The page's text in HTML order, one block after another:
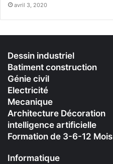
avril 3, 2020
Dessin industriel
Batiment construction
Génie civil
Electricité
Mecanique
Architecture Décoration
intelligence artificielle
Formation de 3-6-12 Mois
Informatique